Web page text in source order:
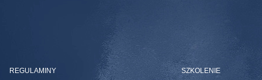
REGULAMINY SZKOLENIE